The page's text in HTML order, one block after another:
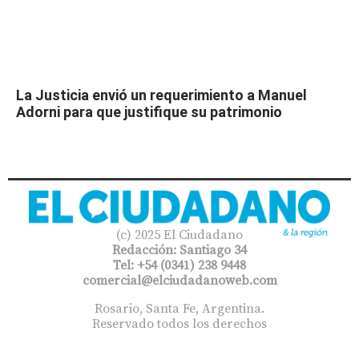
La Justicia envió un requerimiento a Manuel
Adorni para que justifique su patrimonio
(c) 2025 El Ciudadano
Redacción: Santiago 34
Tel: +54 (0341) 238 9448
comercial@elciudadanoweb.com​
Rosario, Santa Fe, Argentina.
Reservado todos los derechos